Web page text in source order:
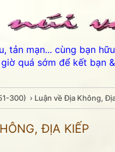
tản mạn... cùng bạn
quá sớm để kết bạn
300) › Luận về Địa Không,
Địa Kiếp-
ĐỊA KIẾP